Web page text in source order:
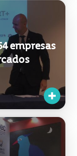
empresas